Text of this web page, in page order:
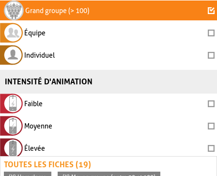
Grand groupe (> 100)
Équipe
Individuel
INTENSITÉ D'ANIMATION
Faible
Moyenne
Élevée
TOUTES LES FICHES (19)